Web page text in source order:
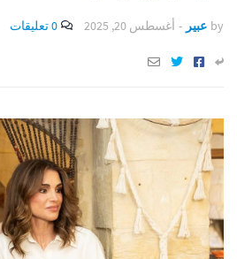
by عبير - أغسطس 20, 2025 0 تعليقات